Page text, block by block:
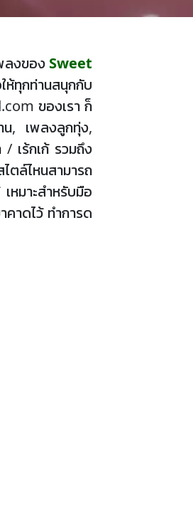
ลงของ Sweet
ห้ทุกท่านสนุกกับ
ของเรา ก็
น, เพลงลูกทุ่ง,
เร้กเก้ รวมถึง
ตล์ไหนสามารถ
หมาะสำหรับมือ
คาดไว้ ทำการด